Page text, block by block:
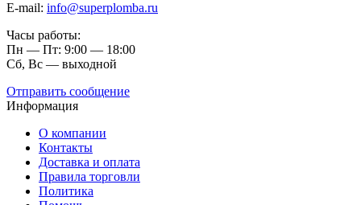
E-mail: info@superplomba.ru
Часы работы:
Пн — Пт: 9:00 — 18:00
Сб, Вc — выходной
Отправить сообщение
Информация
О компании
Контакты
Доставка и оплата
Правила торговли
Политика